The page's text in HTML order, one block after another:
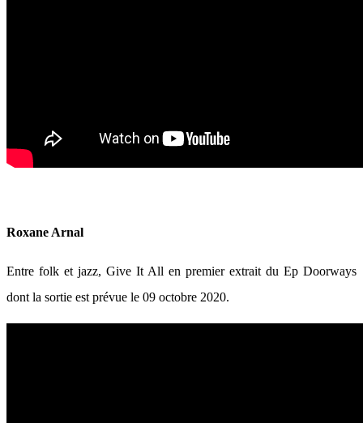
Roxane Arnal
Entre folk et jazz, Give It All en premier extrait du Ep Doorways
dont la sortie est prévue le 09 octobre 2020.